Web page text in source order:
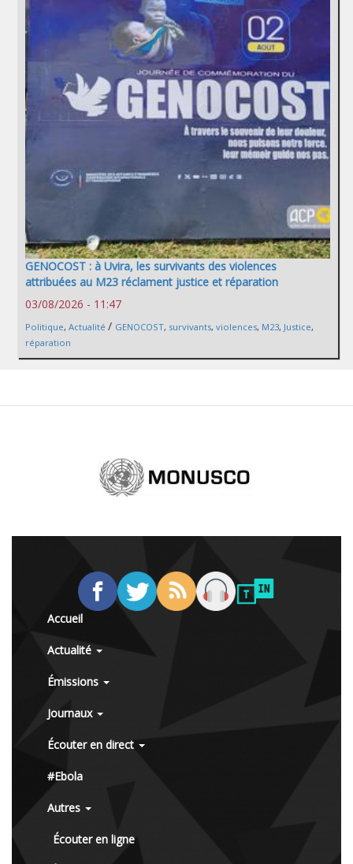
GENOCOST : à Uvira, les survivants des violences
attribuées au M23 réclament justice et réparation
03/08/2026 - 11:47
Politique, Actualité / GENOCOST, survivants, violences, M23, Justice,
réparation
Accueil
Actualité
Émissions
Journaux
Écouter en direct
#Ebola
Autres
Écouter en ligne